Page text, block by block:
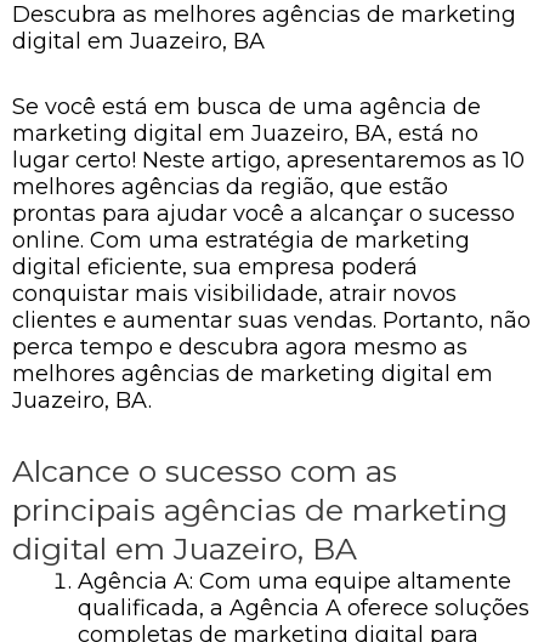
Descubra as melhores agências de marketing
digital em Juazeiro, BA
Se você está em busca de uma agência de
marketing digital em Juazeiro, BA, está no
lugar certo! Neste artigo, apresentaremos as 10
melhores agências da região, que estão
prontas para ajudar você a alcançar o sucesso
online. Com uma estratégia de marketing
digital eficiente, sua empresa poderá
conquistar mais visibilidade, atrair novos
clientes e aumentar suas vendas. Portanto, não
perca tempo e descubra agora mesmo as
melhores agências de marketing digital em
Juazeiro, BA.
Alcance o sucesso com as
principais agências de marketing
digital em Juazeiro, BA
Agência A: Com uma equipe altamente
qualificada, a Agência A oferece soluções
completas de marketing digital para